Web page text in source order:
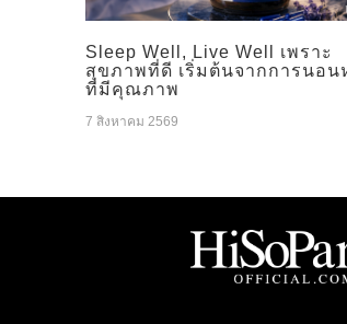
Sleep Well, Live Well เพราะ
สุขภาพที่ดี เริ่มต้นจากการนอน
ที่มีคุณภาพ
7 สิงหาคม 2569